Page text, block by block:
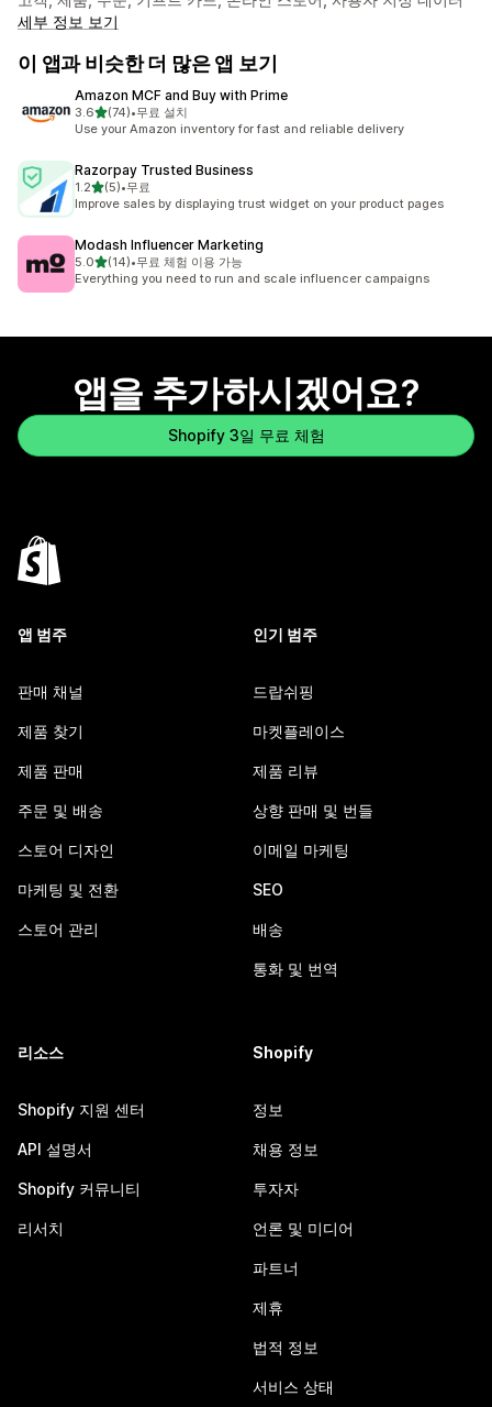
세부 정보 보기
이 앱과 비슷한 더 많은 앱 보기
Amazon MCF and Buy with Prime
3.6별 5개 중
(74)
총 리뷰 74개
•무료 설치
Use your Amazon inventory for fast and reliable delivery
Razorpay Trusted Business
1.2별 5개 중
(5)
총 리뷰 5개
•무료
Improve sales by displaying trust widget on your product pages
Modash Influencer Marketing
5.0별 5개 중
(14)
총 리뷰 14개
•무료 체험 이용 가능
Everything you need to run and scale influencer campaigns
앱을 추가하시겠어요?
Shopify 3일 무료 체험
앱 범주
판매 채널
제품 찾기
제품 판매
주문 및 배송
스토어 디자인
마케팅 및 전환
스토어 관리
인기 범주
드랍쉬핑
마켓플레이스
제품 리뷰
상향 판매 및 번들
이메일 마케팅
SEO
배송
통화 및 번역
리소스
Shopify 지원 센터
API 설명서
Shopify 커뮤니티
리서치
Shopify
정보
채용 정보
투자자
언론 및 미디어
파트너
제휴
법적 정보
서비스 상태